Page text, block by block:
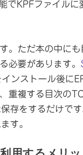
でKPFファイルに
。ただ本の中に
必要があります。
ンストール後に
重複する目次の
存をするだけで
す。